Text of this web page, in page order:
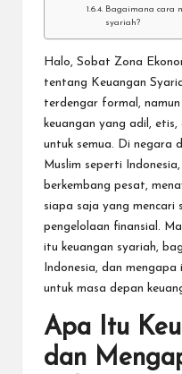
Bagaimana cara
syariah?
Halo, Sobat Zona
tentang
Keuangan
terdengar formal,
keuangan yang adil,
untuk semua. Di negara
Muslim seperti
berkembang pesat,
siapa saja yang mencari
pengelolaan finansial.
itu keuangan syariah,
Indonesia, dan
untuk masa depan
Apa Itu
dan